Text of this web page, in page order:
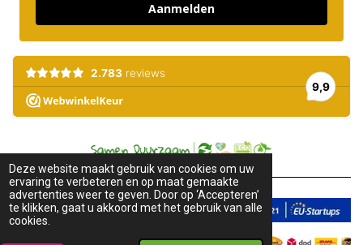
Deze website maakt gebruik van cookies om uw
ervaring te verbeteren en op maat gemaakte
advertenties weer te geven. Door op ‘Accepteren’
te klikken, gaat u akkoord met het gebruik van alle
cookies.
Aanmelden